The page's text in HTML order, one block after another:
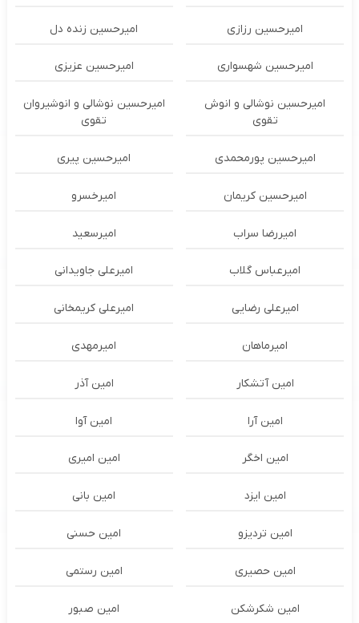
امیرحسین رزازی امیرحسین زنده دل
امیرحسین شهسواری امیرحسین عزیزی
امیرحسین نوشالی و انوش
تقوی
امیرحسین نوشالی و انوشیروان
تقوی
امیرحسین پورمحمدی امیرحسین پیری
امیرحسین کریمان امیرخسرو
امیررضا سراب امیرسعید
امیرعباس گلاب امیرعلی جاویدانی
امیرعلی رضایی امیرعلی کریمخانی
امیرماهان امیرمهدی
امین آتشکار امین آذر
امین آرا امین آوا
امین اخگر امین امیری
امین ایزد امین بانی
امین تردیزو امین حسنی
امین حصیری امین رستمی
امین شکرشکن امین صبور